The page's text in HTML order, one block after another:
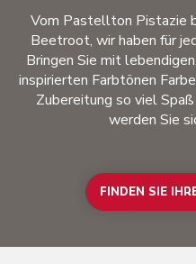
Vom Pastellton Pistazie
Beetroot, wir haben für
Bringen Sie mit
inspirierten Farbtönen
Zubereitung so viel
werden Sie
FINDEN SIE